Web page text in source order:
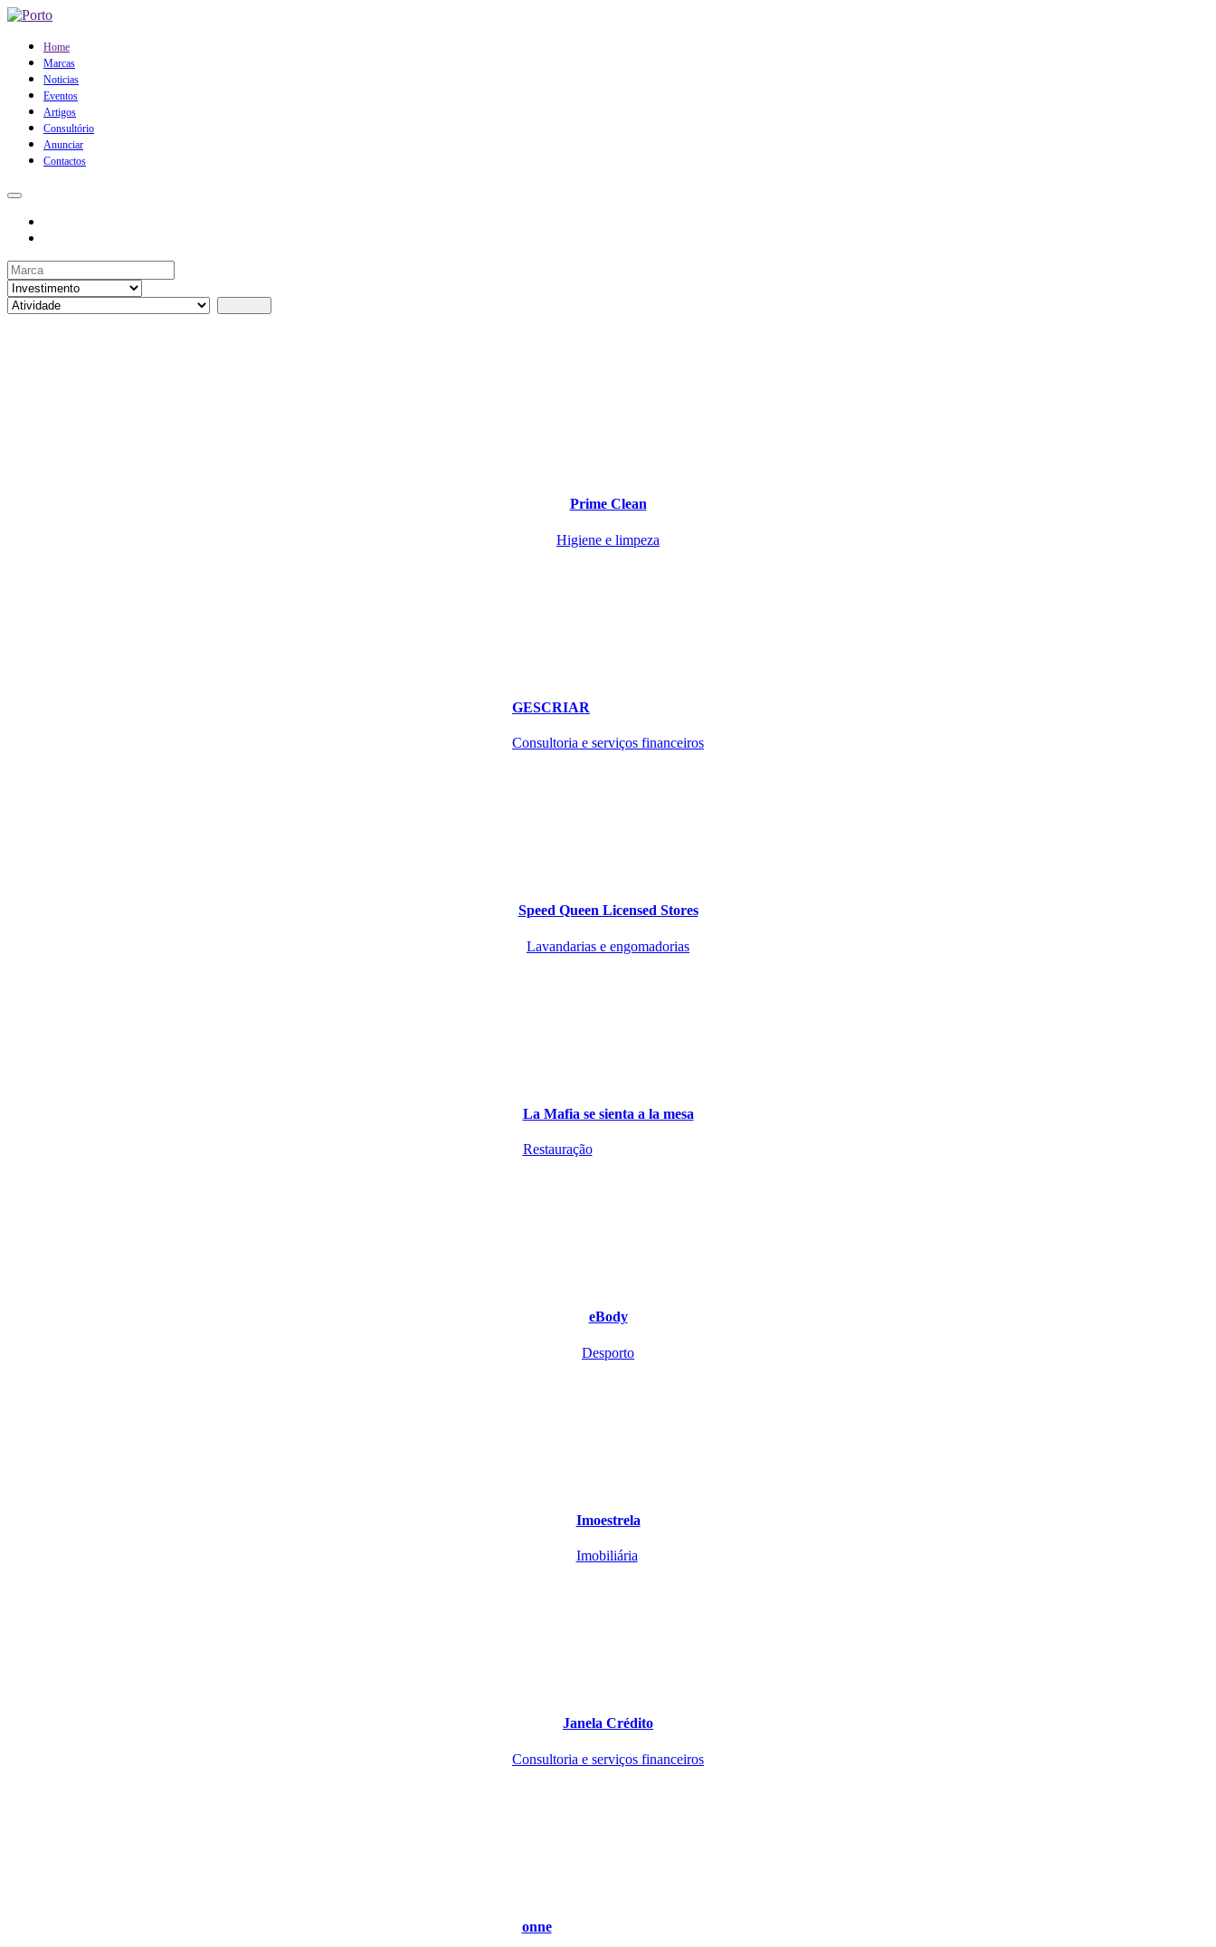
Home
Marcas
Noticias
Eventos
Artigos
Consultório
Anunciar
Contactos
Prime Clean
Higiene e limpeza
GESCRIAR
Consultoria e serviços financeiros
Speed Queen Licensed Stores
Lavandarias e engomadorias
La Mafia se sienta a la mesa
Restauração
eBody
Desporto
Imoestrela
Imobiliária
Janela Crédito
Consultoria e serviços financeiros
onne